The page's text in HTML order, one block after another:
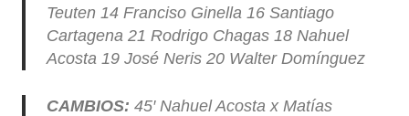
Teuten 14 Franciso Ginella 16 Santiago
Cartagena 21 Rodrigo Chagas 18 Nahuel
Acosta 19 José Neris 20 Walter Domínguez
CAMBIOS: 45′ Nahuel Acosta x Matías